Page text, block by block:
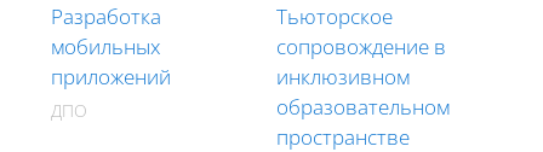
Разработка
мобильных
приложений
ДПО
Тьюторское
сопровождение в
инклюзивном
образовательном
пространстве